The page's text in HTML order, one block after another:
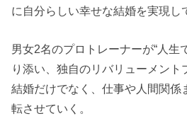
に自分らしい幸せな結婚を実現し
男女2名のプロトレーナーが“人生
り添い、独自のリバリューメント
結婚だけでなく、仕事や人間関係
転させていく。